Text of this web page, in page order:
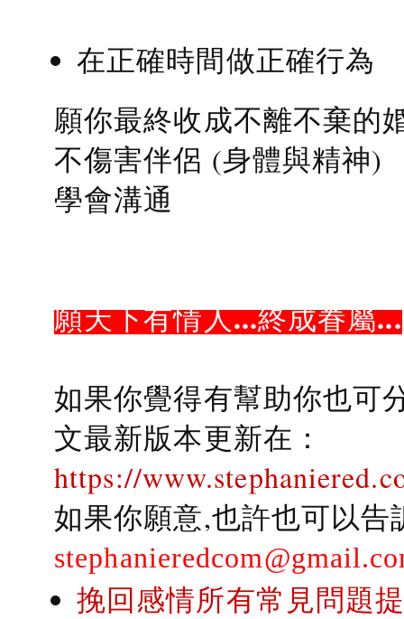
在正確時間做正確行為
願你最終收成不離不棄的
不傷害伴侶 (身體與精神)
學會溝通
願天下有情人...終成眷屬...
如果你覺得有幫助你也可
文最新版本更新在：
https://
如果你願意,也許也可以
挽回感情所有常見問題